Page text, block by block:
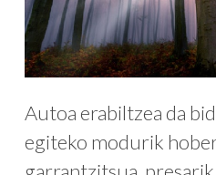
Autoa erabiltzea da
egiteko modurik